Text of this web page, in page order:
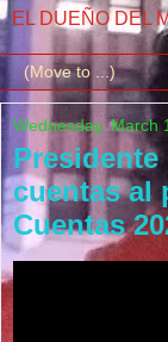
EL DUEÑO DEL
Wednesday, March
cuentas al
Cuentas